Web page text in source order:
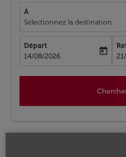
À
Sélectionnez la destination
Départ
fc-booking-departure-date-
14/08/2026
today
fc-